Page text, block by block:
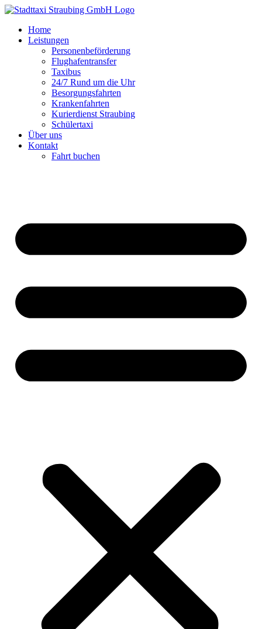
Zum
springenHome
Leistungen
Personenbeförderung
Flughafentransfer
Taxibus
24/7 Rund um die Uhr
Besorgungsfahrten
Krankenfahrten
Kurierdienst Straubing
Schülertaxi
Über uns
Kontakt
Fahrt buchen